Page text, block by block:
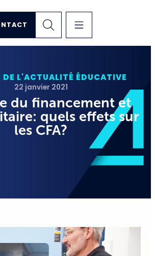
DE L'ACTUALITÉ ÉDUCATIVE
22 janvier 2021
du financement et
quels effets sur
les CFA?